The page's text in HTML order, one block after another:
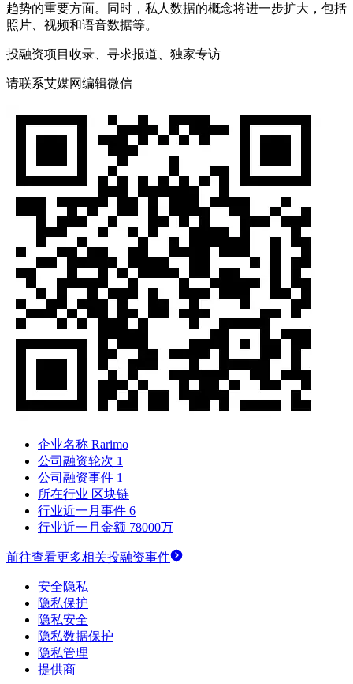
趋势的重要方面。同时，私人数据的概念将进一步扩大，包括
照片、视频和语音数据等。
投融资项目收录、寻求报道、独家专访
请联系艾媒网编辑微信
企业名称 Rarimo
公司融资轮次 1
公司融资事件 1
所在行业 区块链
行业近一月事件 6
行业近一月金额 78000万
前往查看更多相关投融资事件
安全隐私
隐私保护
隐私安全
隐私数据保护
隐私管理
提供商